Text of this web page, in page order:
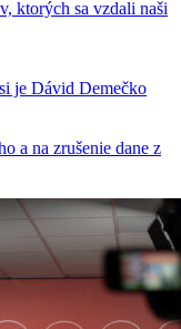
ktorých sa vzdali naši
je Dávid Demečko
a na zrušenie dane z